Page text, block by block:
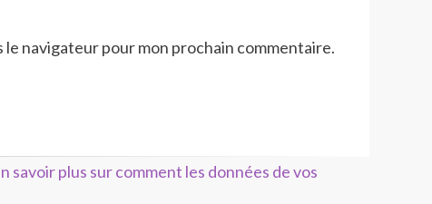
navigateur pour mon prochain commentaire.
savoir plus sur comment les données de vos